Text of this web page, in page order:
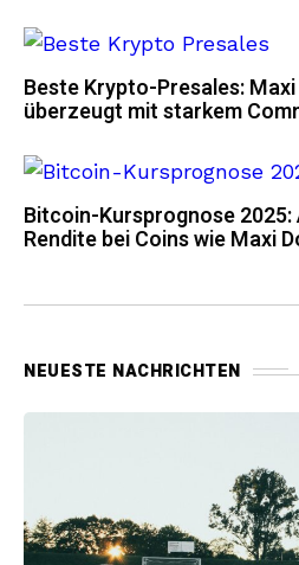
Beste Krypto-Presales:
überzeugt mit starkem
Bitcoin-Kursprognose 2025:
Rendite bei Coins wie Maxi
NEUESTE NACHRICHTEN